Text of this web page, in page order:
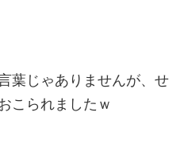
葉じゃありませんが、せ
こられましたｗ